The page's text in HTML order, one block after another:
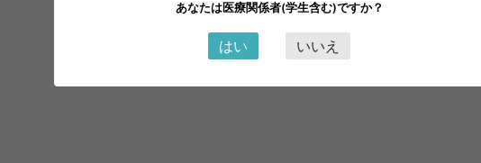
あなたは医療関係者(学生含む)ですか？
はい いいえ